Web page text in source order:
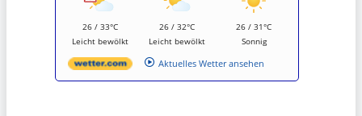
26 / 33°C
Leicht bewölkt
26 / 32°C
Leicht bewölkt
26 / 31°C
Sonnig
Aktuelles Wetter ansehen